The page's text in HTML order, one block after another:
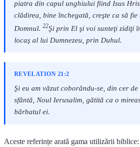
piatra din capul unghiului fiind Isus
clădirea, bine închegată, creşte ca să fie
Domnul. 22Şi prin El şi voi sunteţi zidiţi
locaş al lui Dumnezeu, prin Duhul.
REVELATION 21:2
Şi eu am văzut coborându-se, din cer de
sfântă, Noul Ierusalim, gătită ca o
bărbatul ei.
Aceste referințe arată gama utilizării